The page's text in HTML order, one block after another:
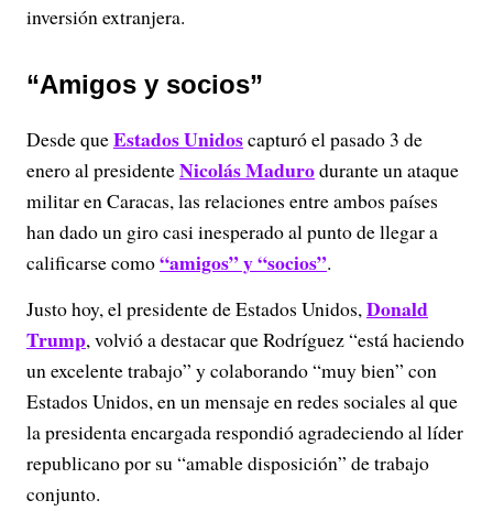
inversión extranjera.
“Amigos y socios”
Desde queEstados Unidoscapturó el pasado 3 de
enero al presidenteNicolás Madurodurante un ataque
militar en Caracas, las relaciones entre ambos países
han dado un giro casi inesperado al punto de llegar a
calificarse como“amigos” y “socios”.
Justo hoy, el presidente de Estados Unidos,Donald
Trump, volvió a destacar que Rodríguez “está haciendo
un excelente trabajo” y colaborando “muy bien” con
Estados Unidos, en un mensaje en redes sociales al que
la presidenta encargada respondió agradeciendo al líder
republicano por su “amable disposición” de trabajo
conjunto.